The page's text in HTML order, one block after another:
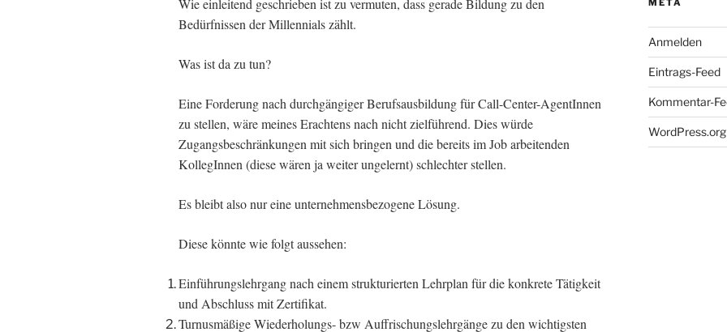
Wie einleitend geschrieben ist zu vermuten, dass gerade Bildung zu den
Bedürfnissen der Millennials zählt.
Was ist da zu tun?
Eine Forderung nach durchgängiger Berufsausbildung für Call-Center-AgentInnen
zu stellen, wäre meines Erachtens nach nicht zielführend. Dies würde
Zugangsbeschränkungen mit sich bringen und die bereits im Job arbeitenden
KollegInnen (diese wären ja weiter ungelernt) schlechter stellen.
Es bleibt also nur eine unternehmensbezogene Lösung.
Diese könnte wie folgt aussehen:
Einführungslehrgang nach einem strukturierten Lehrplan für die konkrete Tätigkeit
und Abschluss mit Zertifikat.
Turnusmäßige Wiederholungs- bzw Auffrischungslehrgänge zu den wichtigsten
META
Anmelden
Eintrags-Feed
Kommentar-
WordPress.org